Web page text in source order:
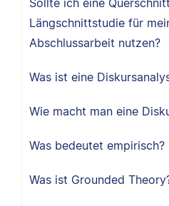
Sollte ich eine
Längschnittstudie für
Abschlussarbeit nutzen?
Was ist eine
Wie macht man eine
Was bedeutet empirisch?
Was ist Grounded